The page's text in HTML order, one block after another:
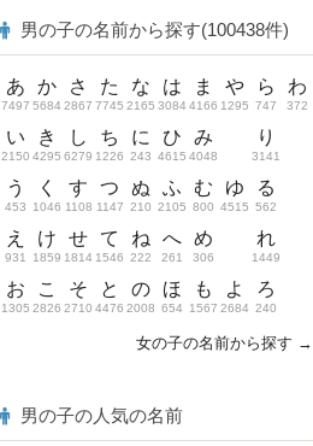
男の子の名前から探す(100438件)
あ
7497
い
2150
う
453
え
931
お
1305
か
5684
き
4295
く
1046
け
1859
こ
2826
さ
2867
し
6279
す
1108
せ
1814
そ
2710
た
7745
ち
1226
つ
1147
て
1546
と
4476
な
2165
に
243
ぬ
210
ね
222
の
2008
は
3084
ひ
4615
ふ
2105
へ
261
ほ
654
ま
4166
み
4048
む
800
め
306
も
1567
や
1295
ゆ
4515
よ
2684
ら
747
り
3141
る
562
れ
1449
ろ
240
わ
372
女の子の名前から探す →
男の子の人気の名前